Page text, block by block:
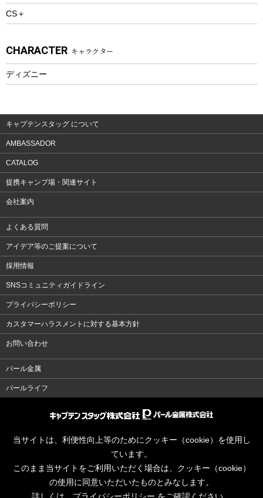
ウェルネス
ウェア、タオル
ウェア
CS＋
CHARACTER キャラクター
ディズニー
キャプテンスタッグ について
AMBASSADOR
CATALOG
提携キャンプ場・関連サイト
会社案内
よくある質問
アイデア等のご提案について
採用情報
SNSコミュニティガイドライン
プライバシーポリシー
カスタマーハラスメントに対する基本方針
お問い合わせ
パール金属
パールライフ
当サイトは、利便性向上等のためにクッキー（cookie）を使用し
ています。
このまま当サイトをご利用いただく場合は、クッキー（cookie）
の使用に同意いただいたものとみなします。